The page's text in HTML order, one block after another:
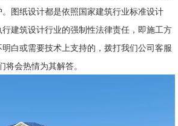
图纸设计都是依照国家建筑行业标准设计
建筑设计行业的强制性法律责任，即施工方
白或需要技术上支持的，拨打我们公司客服
会热情为其解答。